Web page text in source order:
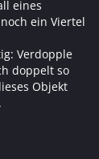
eines
ein Viertel
Verdopple
doppelt so
Objekt